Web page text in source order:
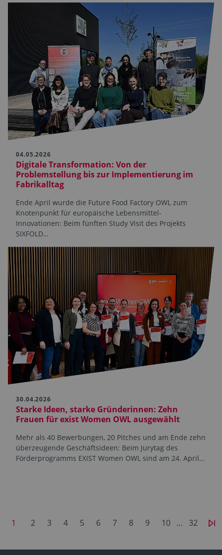
04.05.2026
Digitale Transformation: Von der
Problemstellung bis zur Implementierung im
Fabrikalltag
Ende April wurde die Future Food Factory OWL zum
Knotenpunkt für europäische Lebensmittel-
Innovationen: Beim fünften Study Visit des Projekts
SIXFOLD…
30.04.2026
Starke Ideen, starke Gründerinnen: Zehn
Frauen für exist Women OWL ausgewählt
Mehr als 40 Bewerbungen, 20 Pitches und am Ende zehn
überzeugende Geschäftsideen: Beim Jurytag des
Förderprogramms EXIST Women OWL sind am 24. April…
1 2 3 4 5 6 7 8 9 10 … 32